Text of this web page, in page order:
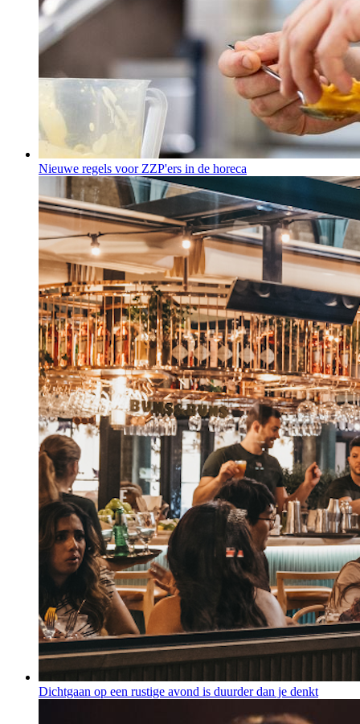
Nieuwe regels voor ZZP'ers in de horeca
Dichtgaan op een rustige avond is duurder dan je denkt